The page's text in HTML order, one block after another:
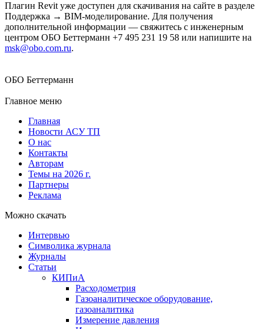
Плагин Revit уже доступен для скачивания на сайте в разделе
Поддержка → BIM-моделирование. Для получения
дополнительной информации — свяжитесь с инженерным
центром ОБО Беттерманн +7 495 231 19 58 или напишите на
msk@obo.com.ru.
ОБО Беттерманн
Главное меню
Главная
Новости АСУ ТП
О нас
Контакты
Авторам
Темы на 2026 г.
Партнеры
Реклама
Можно скачать
Интервью
Символика журнала
Журналы
Статьи
КИПиА
Расходометрия
Газоаналитическое оборудование,
газоаналитика
Измерение давления